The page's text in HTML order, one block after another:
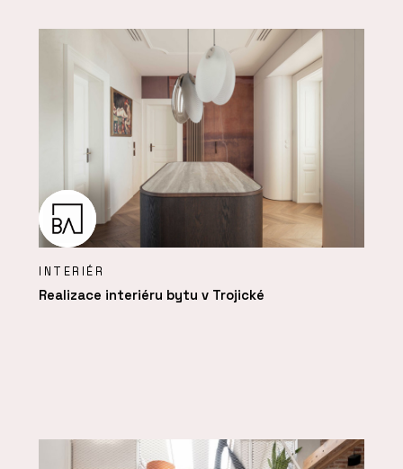
INTERIÉR
Realizace interiéru bytu v Trojické